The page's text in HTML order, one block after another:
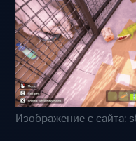
Изображение с сайта: